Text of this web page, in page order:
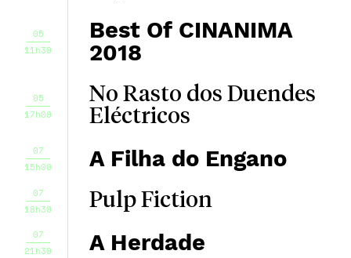
05
11h30
Best Of CINANIMA
2018
05
17h00
No Rasto dos Duendes
Eléctricos
07
15h00
A Filha do Engano
07
18h30
Pulp Fiction
07
21h30
A Herdade